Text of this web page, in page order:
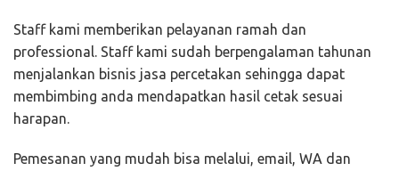
Staff kami memberikan pelayanan ramah dan
professional. Staff kami sudah berpengalaman tahunan
menjalankan bisnis jasa percetakan sehingga dapat
membimbing anda mendapatkan hasil cetak sesuai
harapan.
Pemesanan yang mudah bisa melalui, email, WA dan